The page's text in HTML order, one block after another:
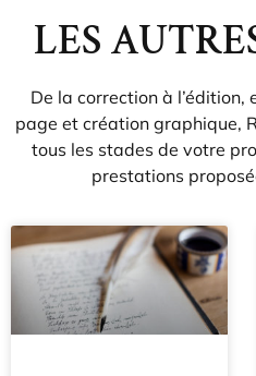
LES
De la correction à
page et création graphique,
tous les stades de votre
prestations